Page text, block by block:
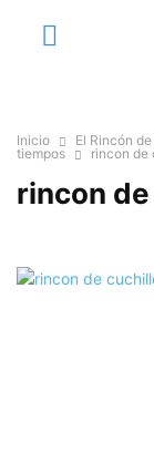
Inicio
El Rincón
tiempos
rincon de
rincon